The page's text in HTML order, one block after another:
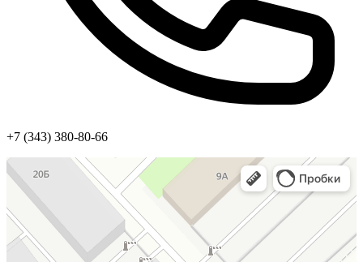
+7 (343) 380-80-66